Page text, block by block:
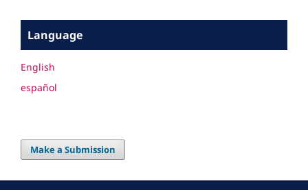
Language
English
español
Make a Submission